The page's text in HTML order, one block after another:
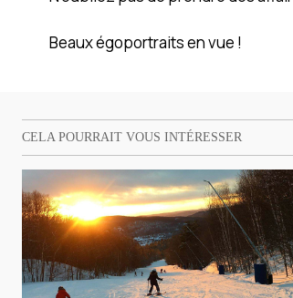
Beaux égoportraits en vue !
CELA POURRAIT VOUS INTÉRESSER